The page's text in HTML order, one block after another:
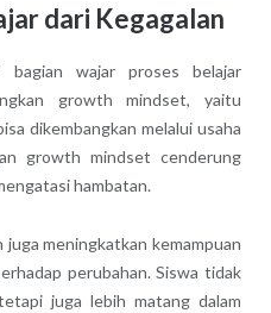
dari Kegagalan
bagian wajar proses belajar
growth mindset, yaitu
dikembangkan melalui usaha
growth mindset cenderung
hambatan.
juga meningkatkan kemampuan
perubahan. Siswa tidak
juga lebih matang dalam